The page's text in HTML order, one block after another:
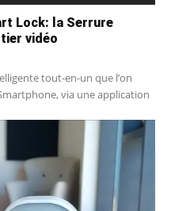
Lock: la Serrure
vidéo
tout-en-un que l’on
via une application